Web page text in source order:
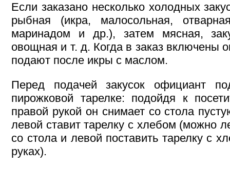
Если заказано несколько холодных
рыбная (икра, малосольная,
маринадом и др.), затем мясная,
овощная и т. д. Когда в заказ включены
подают после икры с маслом.
Перед подачей закусок официант
пирожковой тарелке: подойдя к
правой рукой он снимает со стола
левой ставит тарелку с хлебом (можно
со стола и левой поставить тарелку с
руках).